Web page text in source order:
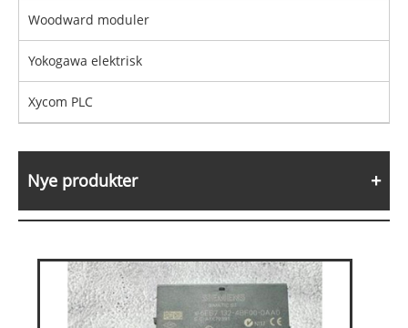
Woodward moduler
Yokogawa elektrisk
Xycom PLC
Nye produkter